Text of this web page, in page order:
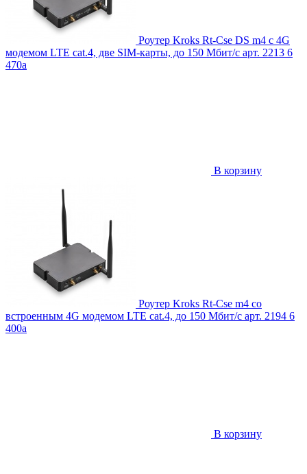
Роутер Kroks Rt-Cse DS m4 с 4G
модемом LTE cat.4, две SIM-карты, до 150 Мбит/с арт. 2213 6
470a
В корзину
Роутер Kroks Rt-Cse m4 со
встроенным 4G модемом LTE cat.4, до 150 Мбит/с арт. 2194 6
400a
В корзину